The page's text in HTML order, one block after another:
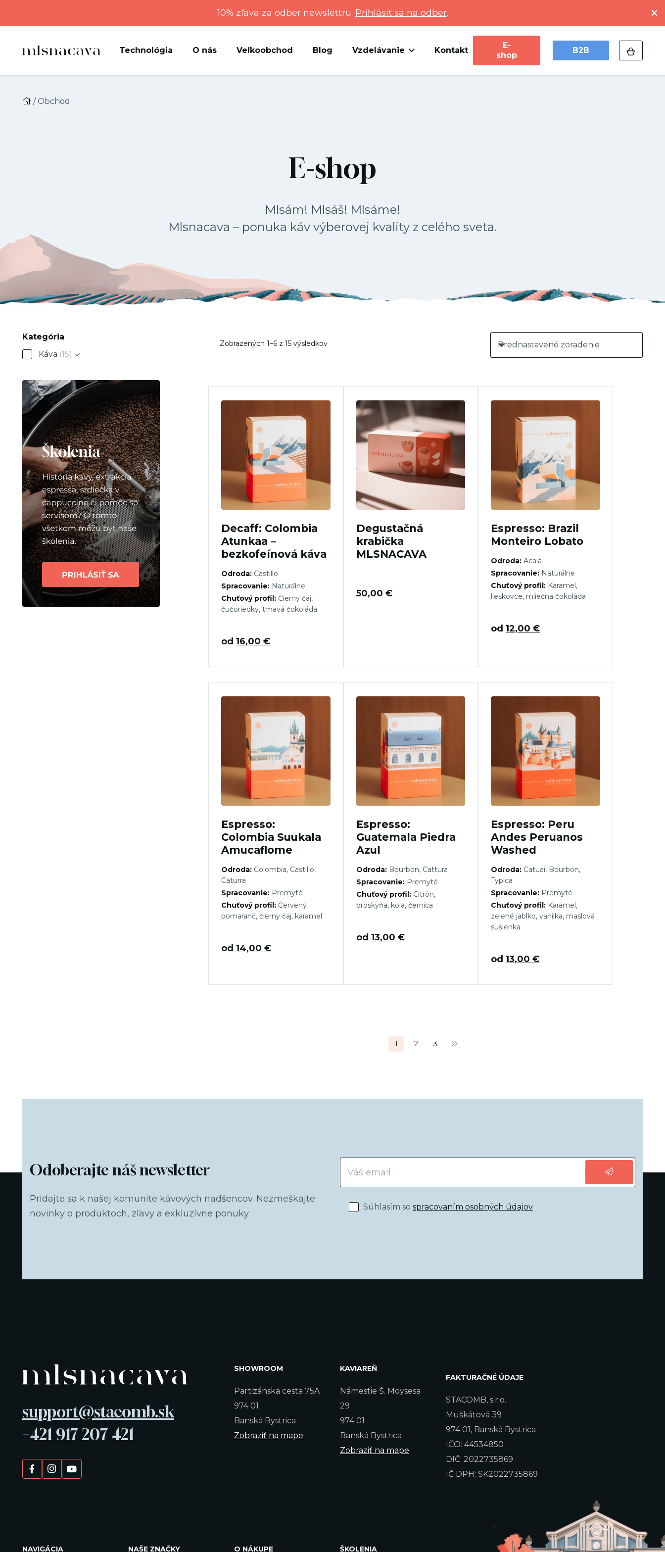
10% zľava za odber newslettru. Prihlásiť sa na odber.
Technológia O nás Veľkoobchod Blog Vzdelávanie Kontakt
E-
shop
B2B
/ Obchod
E-shop
Mlsám! Mlsáš! Mlsáme!
Mlsnacava – ponuka káv výberovej kvality z celého sveta.
Zobrazených 1–6 z 15 výsledkov
Decaff: Colombia
Atunkaa –
bezkofeínová káva
Odroda: Castillo
Spracovanie: Naturálne
Chuťový profil: Čierny čaj,
čučoriedky, tmavá čokoláda
od16,00€
Degustačná
krabička
MLSNACAVA
50,00 €
Espresso: Brazil
Monteiro Lobato
Odroda: Acaiá
Spracovanie: Naturálne
Chuťový profil: Karamel,
lieskovce, mliečna čokoláda
od12,00€
Espresso:
Colombia Suukala
Amucaflome
Odroda: Colombia, Castillo,
Caturra
Spracovanie: Premyté
Chuťový profil: Červený
pomaranč, čierny čaj, karamel
od14,00€
Espresso:
Guatemala Piedra
Azul
Odroda:Bourbon, Cattura
Spracovanie:Premyté
Chuťový profil:Citrón,
broskyňa, kola, černica
od 13,00 €
Espresso: Peru
Andes Peruanos
Washed
Odroda: Catuai, Bourbon,
Typica
Spracovanie: Premyté
Chuťový profil: Karamel,
zelené jablko, vanilka, maslová
sušienka
od13,00€
1 2 3
Kategória
Káva (15)
Odoberajte náš newsletter
Pridajte sa k našej komunite kávových nadšencov. Nezmeškajte
novinky o produktoch, zľavy a exkluzívne ponuky.
Súhlasím so spracovaním osobných údajov
support@stacomb.sk
+421 917 207 421
SHOWROOM
Partizánska cesta 75A
974 01
Banská Bystrica
Zobraziť na mape
KAVIAREŇ
Námestie Š. Moysesa
29
974 01
Banská Bystrica
Zobraziť na mape
FAKTURAČNÉ ÚDAJE
STACOMB, s.r.o.
Muškátová 39
974 01, Banská Bystrica
IČO: 44534850
DIČ: 2022735869
IČ DPH: SK2022735869
NAVIGÁCIA NAŠE ZNAČKY O NÁKUPE ŠKOLENIA